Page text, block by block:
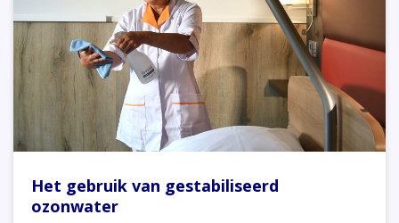
Het gebruik van gestabiliseerd
ozonwater